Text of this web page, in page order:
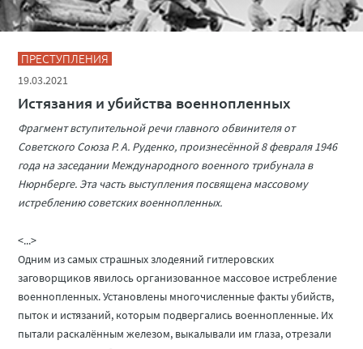
ПРЕСТУПЛЕНИЯ
19.03.2021
Истязания и убийства военнопленных
Фрагмент вступительной речи главного обвинителя от
Советского Союза Р. А. Руденко, произнесённой 8 февраля 1946
года на заседании Международного военного трибунала в
Нюрнберге. Эта часть выступления посвящена массовому
истреблению советских военнопленных.
<...>
Одним из самых страшных злодеяний гитлеровских
заговорщиков явилось организованное массовое истребление
военнопленных. Установлены многочисленные факты убийств,
пыток и истязаний, которым подвергались военнопленные. Их
пытали раскалённым железом, выкалывали им глаза, отрезали